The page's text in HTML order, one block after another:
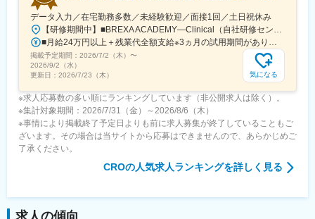
データ入力／在宅勤務多数／未経験歓迎／面接1回／土日祝休み
掲載予定期間： 2026/7/2（木） 〜
2026/9/2（水）
更新日： 2026/7/23（木） 気になる
※求人応募数の多い順にランキングしています（非公開求人は除く）。
※集計対象期間：2026/7/31（金）～2026/8/6（木）
※事情により掲載終了予定日よりも前に求人募集が終了していることもご
ざいます。その場合は当サイトから応募はできませんので、あらかじめご
了承ください。
CROの人気求人ランキングを詳しく見る
求人の傾向